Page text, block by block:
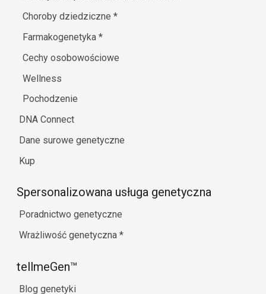
Choroby dziedziczne*
Farmakogenetyka*
Cechy osobowościowe
Wellness
Pochodzenie
DNA Connect
Dane surowe genetyczne
Kup
Spersonalizowana usługa genetyczna
Poradnictwo genetyczne
Wrażliwość genetyczna *
tellmeGen™
Blog genetyki